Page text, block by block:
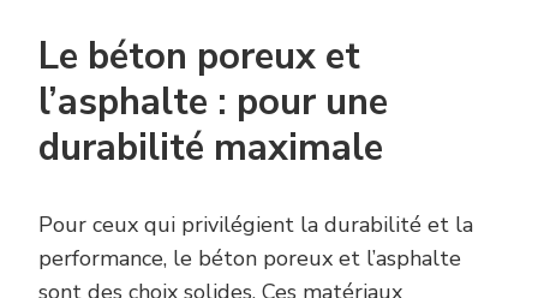
Le béton poreux et
l’asphalte : pour une
durabilité maximale
Pour ceux qui privilégient la durabilité et la
performance, le béton poreux et l’asphalte
sont des choix solides. Ces matériaux